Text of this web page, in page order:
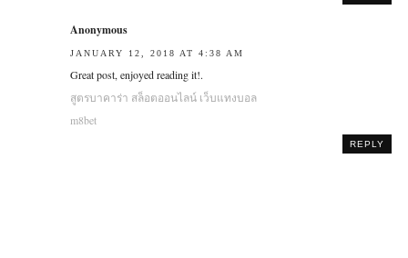
Anonymous
JANUARY 12, 2018 AT 4:38 AM
Great post, enjoyed reading it!.
สูตรบาคาร่า สล็อตออนไลน์ เว็บแทงบอล
m8bet
REPLY